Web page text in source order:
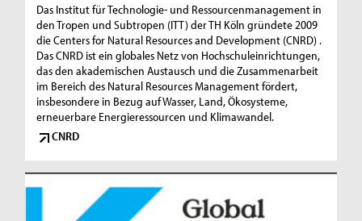
Das Institut für Technologie- und Ressourcenmanagement in
den Tropen und Subtropen (ITT) der TH Köln gründete 2009
die Centers for Natural Resources and Development (CNRD) .
Das CNRD ist ein globales Netz von Hochschuleinrichtungen,
das den akademischen Austausch und die Zusammenarbeit
im Bereich des Natural Resources Management fördert,
insbesondere in Bezug auf Wasser, Land, Ökosysteme,
erneuerbare Energieressourcen und Klimawandel.
CNRD